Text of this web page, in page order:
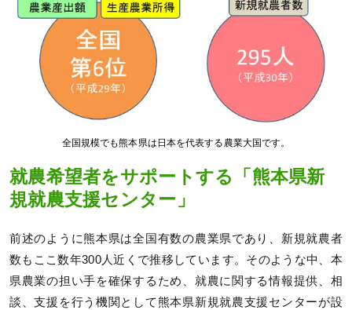
全国規模でも熊本県は日本を代表する農業大国です。
就農希望者をサポートする「熊本県新
規就農支援センター」
前述のように熊本県は全国有数の農業県であり、新規就農者
数もここ数年300人近くで推移しています。そのような中、本
県農業の担い手を確保するため、就農に関する情報提供、相
談、支援を行う機関として熊本県新規就農支援センターが設